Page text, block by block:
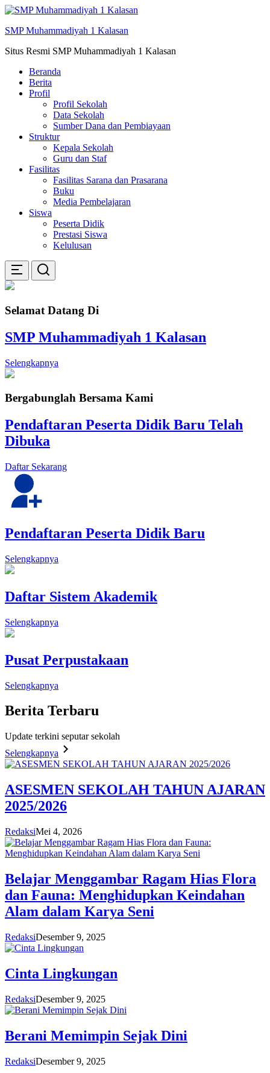
Skip
konten
SMP Muhammadiyah 1 Kalasan
Situs Resmi SMP Muhammadiyah 1 Kalasan
Beranda
Berita
Profil
Profil Sekolah
Data Sekolah
Sumber Dana dan Pembiayaan
Struktur
Kepala Sekolah
Guru dan Staf
Fasilitas
Fasilitas Sarana dan Prasarana
Buku
Media Pembelajaran
Siswa
Peserta Didik
Prestasi Siswa
Kelulusan
Selamat Datang Di
SMP Muhammadiyah 1 Kalasan
Selengkapnya
Bergabunglah Bersama Kami
Pendaftaran Peserta Didik Baru Telah
Dibuka
Daftar Sekarang
Pendaftaran Peserta Didik Baru
Selengkapnya
Daftar Sistem Akademik
Selengkapnya
Pusat Perpustakaan
Selengkapnya
Berita Terbaru
Update terkini seputar sekolah
Selengkapnya
ASESMEN SEKOLAH TAHUN AJARAN
2025/2026
RedaksiMei 4, 2026
Belajar Menggambar Ragam Hias Flora
dan Fauna: Menghidupkan Keindahan
Alam dalam Karya Seni
RedaksiDesember 9, 2025
Cinta Lingkungan
RedaksiDesember 9, 2025
Berani Memimpin Sejak Dini
RedaksiDesember 9, 2025